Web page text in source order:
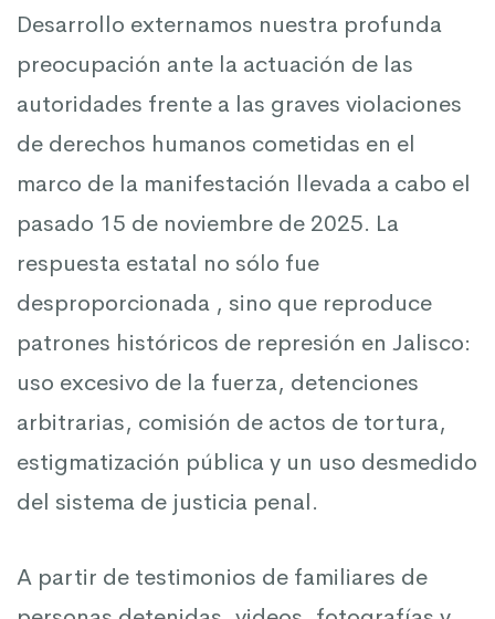
proceso
tras
la
represión
del
15N
Desarrollo externamos nuestra profunda
preocupación ante la actuación de las
autoridades frente a las graves violaciones
de derechos humanos cometidas en el
marco de la manifestación llevada a cabo el
pasado 15 de noviembre de 2025. La
respuesta estatal no sólo fue
desproporcionada , sino que reproduce
patrones históricos de represión en Jalisco:
uso excesivo de la fuerza, detenciones
arbitrarias, comisión de actos de tortura,
estigmatización pública y un uso desmedido
del sistema de justicia penal.
A partir de testimonios de familiares de